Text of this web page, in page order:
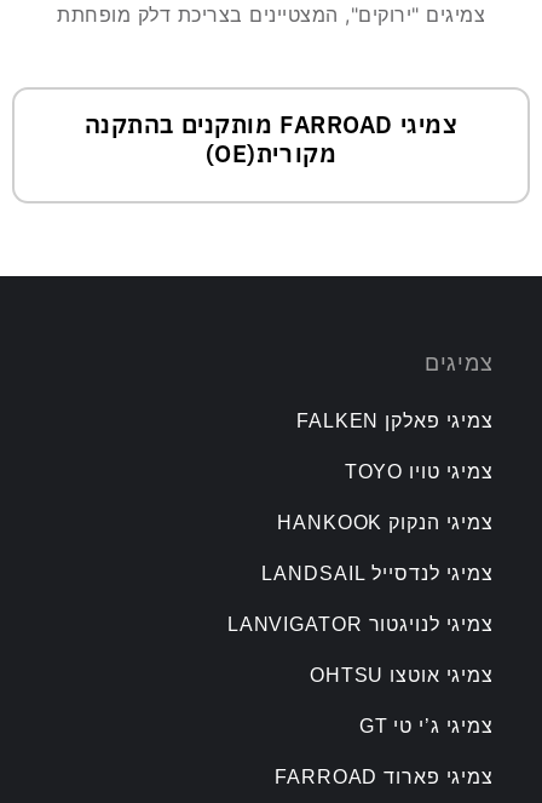
צמיגים "ירוקים", המצטיינים בצריכת דלק מופחתת
צמיגי FARROAD מותקנים בהתקנה
מקורית(OE)
צמיגים
צמיגי פאלקן FALKEN
צמיגי טויו TOYO
צמיגי הנקוק HANKOOK
צמיגי לנדסייל LANDSAIL
צמיגי לנויגטור LANVIGATOR
צמיגי אוטצו OHTSU
צמיגי ג’י טי GT
צמיגי פארוד FARROAD